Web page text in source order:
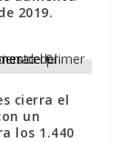
2019.
cierra el
un
los 1.440